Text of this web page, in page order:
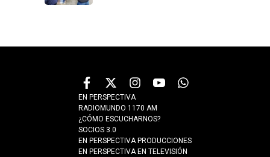
EN PERSPECTIVA
RADIOMUNDO 1170 AM
¿CÓMO ESCUCHARNOS?
SOCIOS 3.0
EN PERSPECTIVA PRODUCCIONES
EN PERSPECTIVA EN TELEVISIÓN